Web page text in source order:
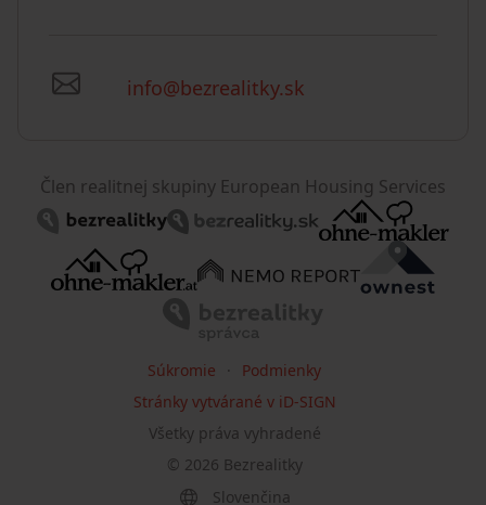
info@bezrealitky.sk
Člen realitnej skupiny European Housing Services
© 2026 Bezrealitky
Všetky práva vyhradené
Súkromie
Podmienky
Stránky vytvárané v iD-SIGN
Slovenčina